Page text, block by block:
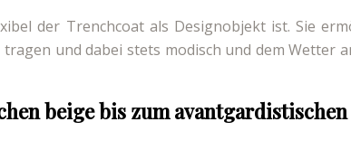
der Trenchcoat als Designobjekt ist. Sie
und dabei stets modisch und dem Wetter
beige bis zum avantgardistischen